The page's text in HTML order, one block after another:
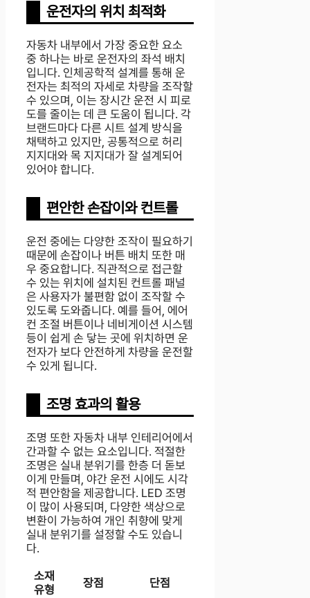
운전자의 위치 최적화
자동차 내부에서 가장 중요한 요소
중 하나는 바로 운전자의 좌석 배치
입니다. 인체공학적 설계를 통해 운
전자는 최적의 자세로 차량을 조작할
수 있으며, 이는 장시간 운전 시 피로
도를 줄이는 데 큰 도움이 됩니다. 각
브랜드마다 다른 시트 설계 방식을
채택하고 있지만, 공통적으로 허리
지지대와 목 지지대가 잘 설계되어
있어야 합니다.
편안한 손잡이와 컨트롤
운전 중에는 다양한 조작이 필요하기
때문에 손잡이나 버튼 배치 또한 매
우 중요합니다. 직관적으로 접근할
수 있는 위치에 설치된 컨트롤 패널
은 사용자가 불편함 없이 조작할 수
있도록 도와줍니다. 예를 들어, 에어
컨 조절 버튼이나 네비게이션 시스템
등이 쉽게 손 닿는 곳에 위치하면 운
전자가 보다 안전하게 차량을 운전할
수 있게 됩니다.
조명 효과의 활용
조명 또한 자동차 내부 인테리어에서
간과할 수 없는 요소입니다. 적절한
조명은 실내 분위기를 한층 더 돋보
이게 만들며, 야간 운전 시에도 시각
적 편안함을 제공합니다. LED 조명
이 많이 사용되며, 다양한 색상으로
변환이 가능하여 개인 취향에 맞게
실내 분위기를 설정할 수도 있습니
다.
소재
유형
장점
단점